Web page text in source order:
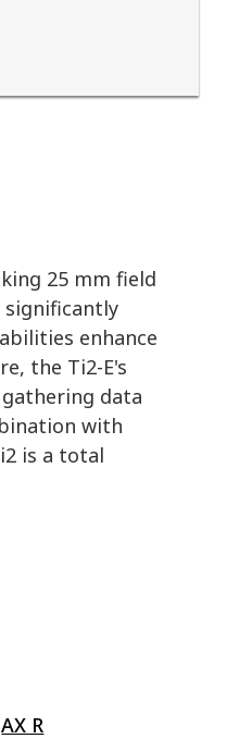
25 mm field
significantly
enhance
the Ti2-E's
data
with
is a total
AX R